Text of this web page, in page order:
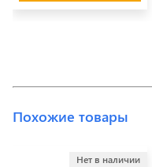
Похожие товары
Нет в наличии